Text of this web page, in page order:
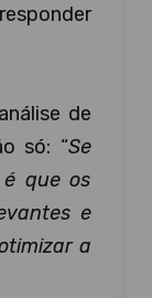
de
só: “Se
é que os
e
a